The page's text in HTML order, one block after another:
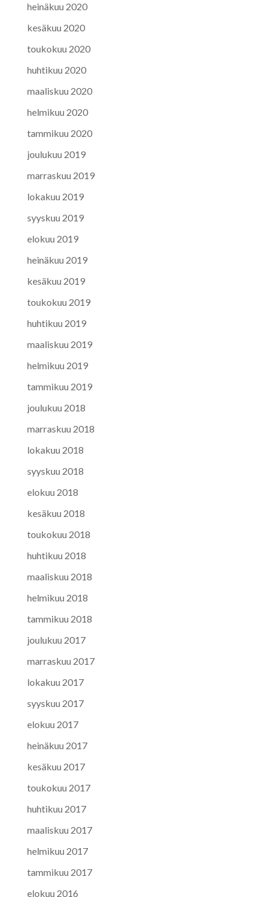
heinäkuu 2020
kesäkuu 2020
toukokuu 2020
huhtikuu 2020
maaliskuu 2020
helmikuu 2020
tammikuu 2020
joulukuu 2019
marraskuu 2019
lokakuu 2019
syyskuu 2019
elokuu 2019
heinäkuu 2019
kesäkuu 2019
toukokuu 2019
huhtikuu 2019
maaliskuu 2019
helmikuu 2019
tammikuu 2019
joulukuu 2018
marraskuu 2018
lokakuu 2018
syyskuu 2018
elokuu 2018
kesäkuu 2018
toukokuu 2018
huhtikuu 2018
maaliskuu 2018
helmikuu 2018
tammikuu 2018
joulukuu 2017
marraskuu 2017
lokakuu 2017
syyskuu 2017
elokuu 2017
heinäkuu 2017
kesäkuu 2017
toukokuu 2017
huhtikuu 2017
maaliskuu 2017
helmikuu 2017
tammikuu 2017
elokuu 2016